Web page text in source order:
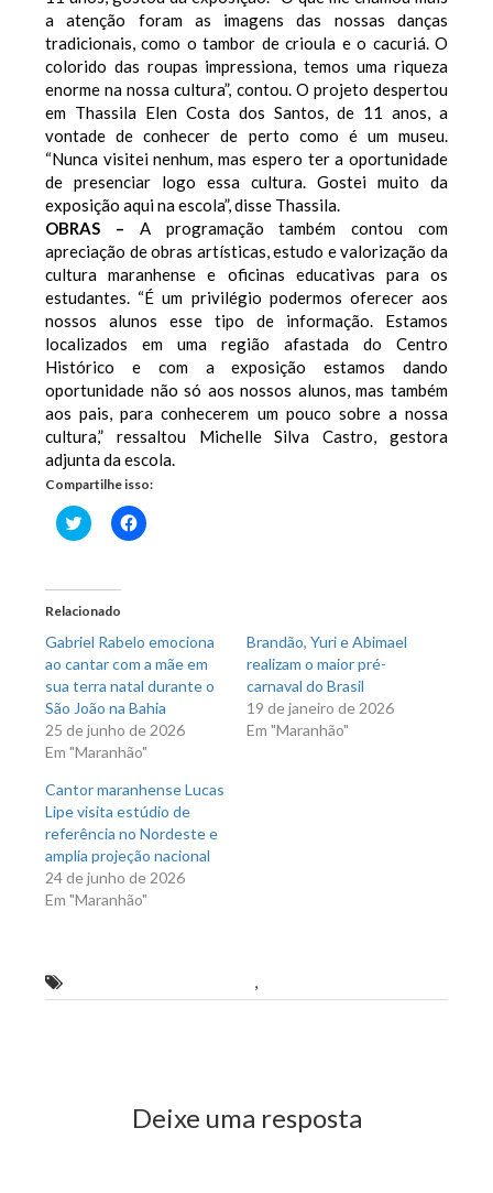
a atenção foram as imagens das nossas danças
tradicionais, como o tambor de crioula e o cacuriá. O
colorido das roupas impressiona, temos uma riqueza
enorme na nossa cultura”, contou. O projeto despertou
em Thassila Elen Costa dos Santos, de 11 anos, a
vontade de conhecer de perto como é um museu.
“Nunca visitei nenhum, mas espero ter a oportunidade
de presenciar logo essa cultura. Gostei muito da
exposição aqui na escola”, disse Thassila.
OBRAS – A programação também contou com
apreciação de obras artísticas, estudo e valorização da
cultura maranhense e oficinas educativas para os
estudantes. “É um privilégio podermos oferecer aos
nossos alunos esse tipo de informação. Estamos
localizados em uma região afastada do Centro
Histórico e com a exposição estamos dando
oportunidade não só aos nossos alunos, mas também
aos pais, para conhecerem um pouco sobre a nossa
cultura,” ressaltou Michelle Silva Castro, gestora
adjunta da escola.
Compartilhe isso:
Clique
para
em
nova
janela)
Clique
para
Relacionado
Gabriel Rabelo emociona
ao cantar com a mãe em
sua terra natal durante o
São João na Bahia
25 de junho de 2026
Em "Maranhão"
Brandão, Yuri e Abimael
realizam o maior pré-
carnaval do Brasil
19 de janeiro de 2026
Em "Maranhão"
Cantor maranhense Lucas
Lipe visita estúdio de
referência no Nordeste e
amplia projeção nacional
24 de junho de 2026
Em "Maranhão"
,
Deixe uma resposta